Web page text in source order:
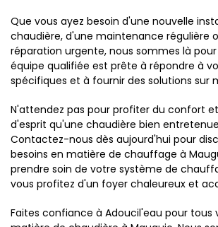
Que vous ayez besoin d'une nouvelle
chaudière, d'une maintenance régulière
réparation urgente, nous sommes là pour
équipe qualifiée est prête à répondre à
spécifiques et à fournir des solutions sur
N'attendez pas pour profiter du confort
d'esprit qu'une chaudière bien
Contactez-nous dès aujourd'hui pour
besoins en matière de chauffage à
prendre soin de votre système de
vous profitez d'un foyer chaleureux et
Faites confiance à Adoucil'eau pour tous